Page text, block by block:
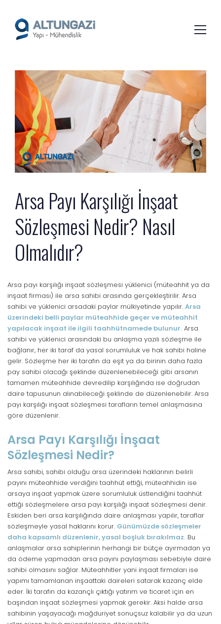
Arsa Payı Karşılığı İnşaat
Sözleşmesi Nedir? Nasıl
Olmalıdır?
Arsa payı karşılığı inşaat sözleşmesi yüklenici (müteahhit ya da
inşaat firması) ile arsa sahibi arasında gerçekleştirilir. Arsa
sahibi ve yüklenici arsadaki paylar mülkiyetinde yapılır. Arsa
üzerindeki belli paylar müteahhide geçer ve müteahhit
yapılacak inşaat ile ilgili taahhütnamede bulunur. Arsa
sahibi ve yüklenici arasındaki bu anlaşma yazılı sözleşme ile
bağlanır, her iki taraf da yasal sorumluluk ve hak sahibi haline
gelir. Sözleşme her iki tarafın da eşit ya da birinin daha fazla
pay sahibi olacağı şeklinde düzenlenebileceği gibi arsanın
tamamen müteahhide devredilip karşılığında ise doğrudan
daire tapusunun alınabileceği şeklinde de düzenlenebilir. Arsa
payı karşılığı inşaat sözleşmesi tarafların temel anlaşmasına
göre düzenlenir.
Arsa Payı Karşılığı İnşaat
Sözleşmesi Nedir?
Arsa sahibi, sahibi olduğu arsa üzerindeki haklarının belirli
payını müteahhide verdiğini taahhüt ettiği, müteahhidin ise
arsaya inşaat yapmak üzere sorumluluk üstlendiğini taahhüt
ettiği sözleşmelere arsa payı karşılığı inşaat sözleşmesi denir.
Eskiden beri arsa karşılığında daire anlaşması yapılır, taraflar
sözleşmeyle yasal haklarını korur. Günümüzde sözleşmeler
daha kapsamlı düzenlenir, yasal boşluk bırakılmaz. Bu
anlaşmalar arsa sahiplerinin herhangi bir bütçe ayırmadan ya
da ödeme yapmadan arsa payını paylaşması sebebiyle daire
sahibi olmasını sağlar. Müteahhitler yani inşaat firmaları ise
yapımı tamamlanan inşaattaki daireleri satarak kazanç elde
eder. İki tarafın da kazançlı çıktığı yatırım ve ticaret için en
başından inşaat sözleşmesi yapmak gerekir. Aksi halde arsa
sahibinin yaşayacağı mağduriyet sonuçsuz kalabilir ya da uzun